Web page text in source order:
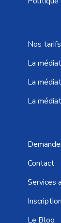
Nos tarifs
La
La
La
Contact
Services
Le Blog